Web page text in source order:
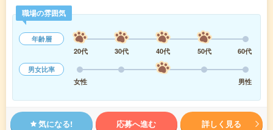
職場の雰囲気
年齢層
20代
30代 40代 50代
60代
男女比率
女性
男性
気になる! 応募へ進む 詳しく見る